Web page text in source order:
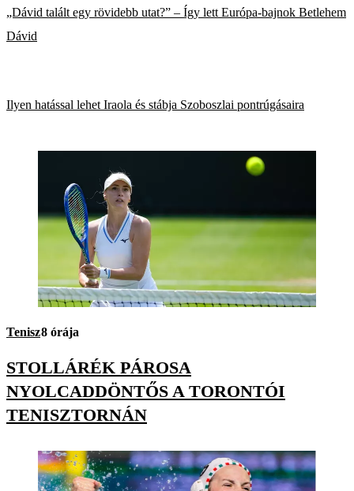
„Dávid talált egy rövidebb utat?” – Így lett Európa-bajnok Betlehem
Dávid
Ilyen hatással lehet Iraola és stábja Szoboszlai pontrúgásaira
Tenisz8 órája
STOLLÁRÉK PÁROSA
NYOLCADDÖNTŐS A TORONTÓI
TENISZTORNÁN